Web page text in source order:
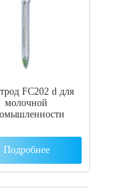
FC202 d для
молочной
Подробнее